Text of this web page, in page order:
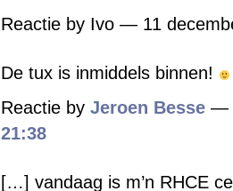
Reactie by Ivo — 11
De tux is inmiddels binnen!
Reactie by Jeroen Besse —
21:38
[…] vandaag is m’n RHCE